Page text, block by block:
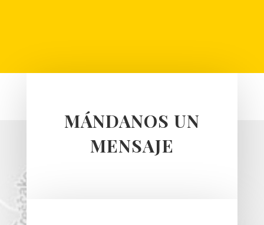
MÁNDANOS UN
MENSAJE